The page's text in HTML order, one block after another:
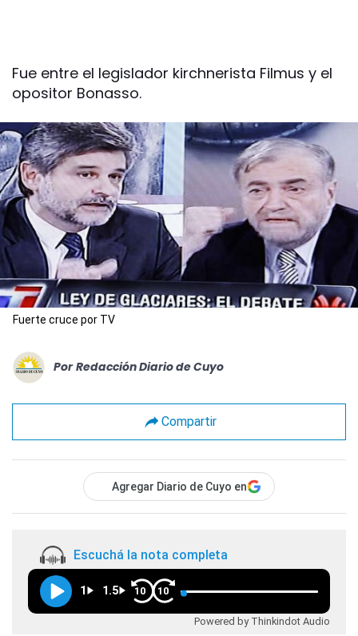
Fue entre el legislador kirchnerista Filmus y el
opositor Bonasso.
Fuerte cruce por TV
Por Redacción Diario de Cuyo
Compartir
Agregar Diario de Cuyo en
Escuchá la nota completa
1 1.5 10 10
Powered by Thinkindot Audio